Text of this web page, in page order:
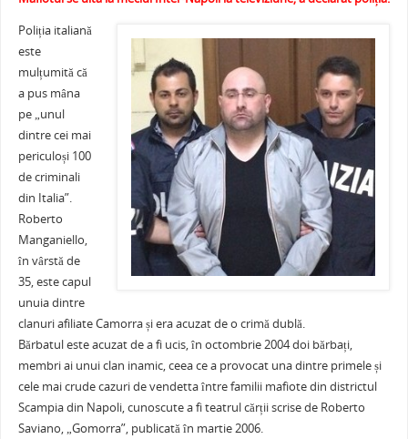
b
o
o
k
st A
p
p
a
Poliția italiană
este
mulțumită că
a pus mâna
pe „unul
dintre cei mai
periculoși 100
de criminali
din Italia”.
Roberto
Manganiello,
în vârstă de
35, este capul
unuia dintre
clanuri afiliate Camorra și era acuzat de o crimă dublă.
Bărbatul este acuzat de a fi ucis, în octombrie 2004 doi bărbați,
membri ai unui clan inamic, ceea ce a provocat una dintre primele și
cele mai crude cazuri de vendetta între familii mafiote din districtul
Scampia din Napoli, cunoscute a fi teatrul cărții scrise de Roberto
Saviano, „Gomorra”, publicată în martie 2006.